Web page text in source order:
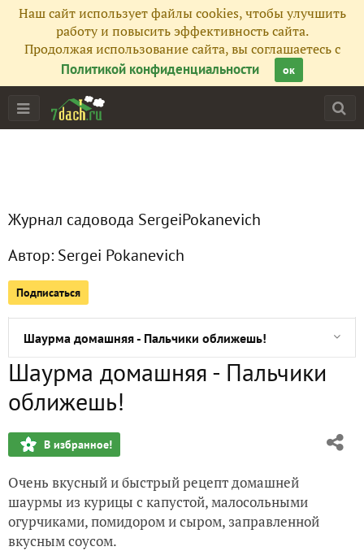
Наш сайт использует файлы cookies, чтобы улучшить
работу и повысить эффективность сайта.
Продолжая использование сайта, вы соглашаетесь с
Политикой конфиденциальности
ок
Журнал садовода SergeiPokanevich
Автор: Sergei Pokanevich
Подписаться
Все публикации 51
Сейчас обсуждают
Кутья на Рождество - Рождественская кутья из пшеницы
Лимончелло в домашних условиях - Готовим
Куриные ножки в хрустящей панировке
Шаурма домашняя - Пальчики оближешь!
Новогодний Салат Оливье с языком
Салат с крабовыми палочками и кукурузой - Новогодний
Рождественское имбирное печенье
Салат Мимоза - Новогодний салат
Шаурма домашняя - Пальчики
оближешь!
В избранное!
Очень вкусный и быстрый рецепт домашней
шаурмы из курицы с капустой, малосольными
огурчиками, помидором и сыром, заправленной
вкусным соусом.